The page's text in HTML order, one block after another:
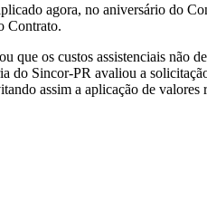
agora, no aniversário do
Contrato.
que os custos assistenciais
Sincor-PR avaliou a
assim a aplicação de